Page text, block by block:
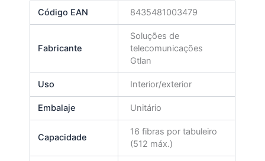
Código EAN 8435481003479
Fabricante
Soluções de
telecomunicações
Gtlan
Uso Interior/exterior
Embalaje Unitário
Capacidade
16 fibras por tabuleiro
(512 máx.)